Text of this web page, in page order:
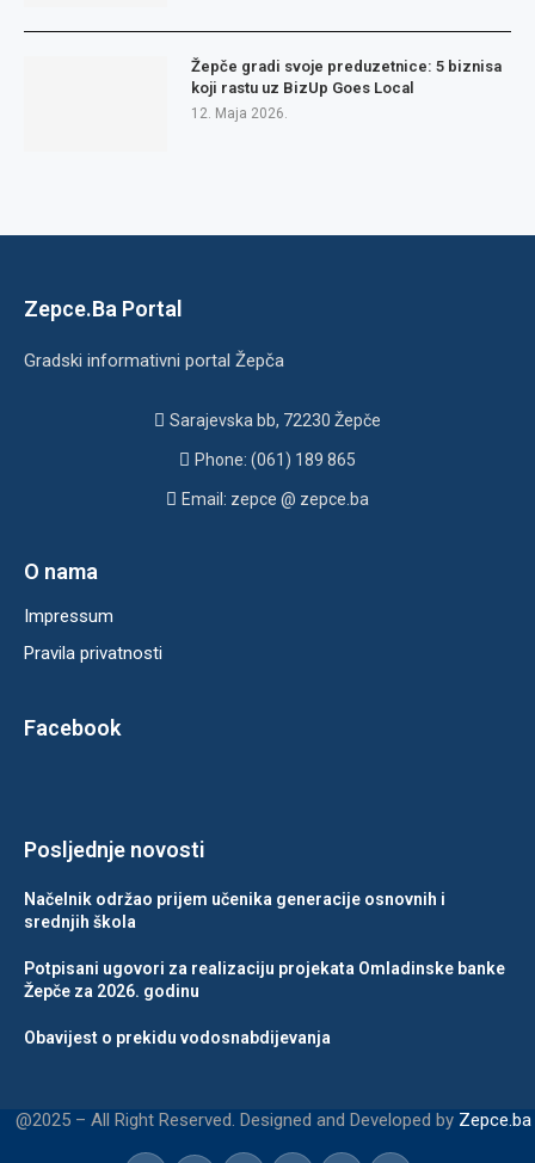
Žepče gradi svoje preduzetnice: 5 biznisa
koji rastu uz BizUp Goes Local
12. Maja 2026.
Zepce.Ba Portal
Gradski informativni portal Žepča
Sarajevska bb, 72230 Žepče
Phone: (061) 189 865
Email: zepce @ zepce.ba
O nama
Impressum
Pravila privatnosti
Facebook
Posljednje novosti
Načelnik održao prijem učenika generacije osnovnih i
srednjih škola
Potpisani ugovori za realizaciju projekata Omladinske banke
Žepče za 2026. godinu
Obavijest o prekidu vodosnabdijevanja
@2025 – All Right Reserved. Designed and Developed by Zepce.ba